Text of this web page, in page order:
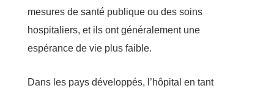
mesures de santé publique ou des soins
hospitaliers, et ils ont généralement une
espérance de vie plus faible.
Dans les pays développés, l’hôpital en tant